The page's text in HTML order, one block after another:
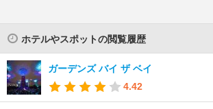
ホテルやスポットの閲覧履歴
ガーデンズ バイ ザ ベイ
4.42